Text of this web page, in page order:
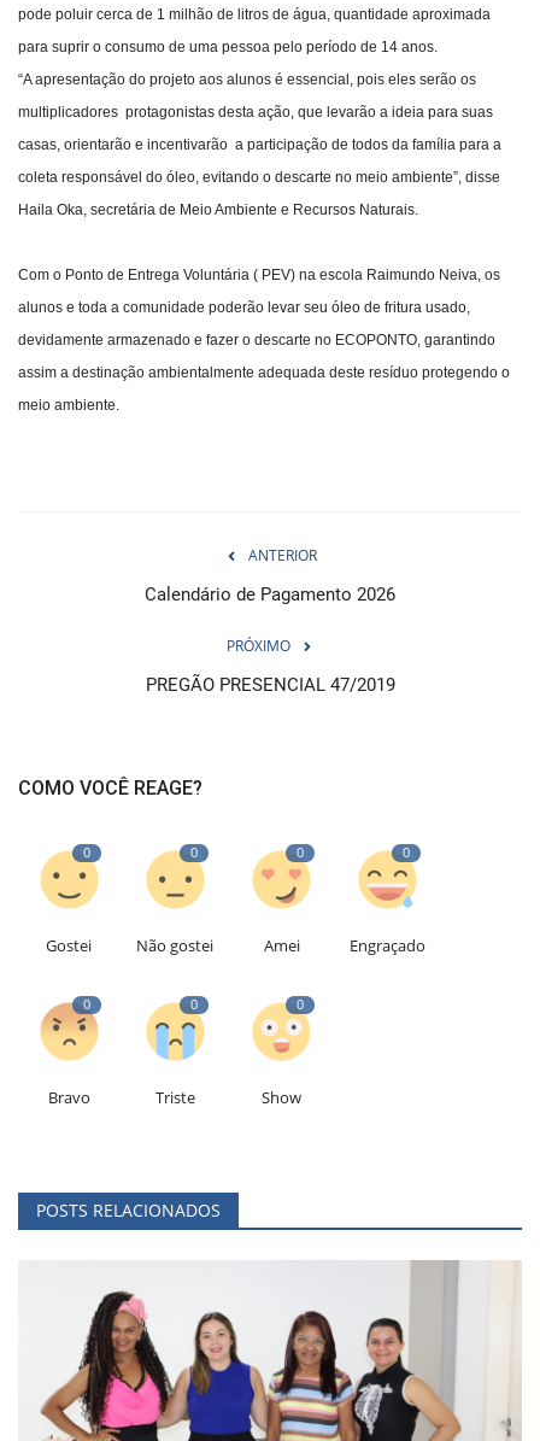
pode poluir cerca de 1 milhão de litros de água, quantidade aproximada
para suprir o consumo de uma pessoa pelo período de 14 anos.
“A apresentação do projeto aos alunos é essencial, pois eles serão os
multiplicadores protagonistas desta ação, que levarão a ideia para suas
casas, orientarão e incentivarão a participação de todos da família para a
coleta responsável do óleo, evitando o descarte no meio ambiente”, disse
Haila Oka, secretária de Meio Ambiente e Recursos Naturais.
Com o Ponto de Entrega Voluntária ( PEV) na escola Raimundo Neiva, os
alunos e toda a comunidade poderão levar seu óleo de fritura usado,
devidamente armazenado e fazer o descarte no ECOPONTO, garantindo
assim a destinação ambientalmente adequada deste resíduo protegendo o
meio ambiente.
ANTERIOR
Calendário de Pagamento 2026
PRÓXIMO
PREGÃO PRESENCIAL 47/2019
COMO VOCÊ REAGE?
0
Gostei
0
Não gostei
0
Amei
0
Engraçado
0
Bravo
0
Triste
0
Show
POSTS RELACIONADOS